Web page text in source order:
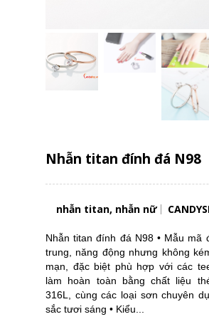
Nhẫn titan đính đá N98
nhẫn titan, nhẫn nữ
Nhẫn titan đính đá N98 • Mẫu mã
trung, năng động nhưng không
mạn, đặc biệt phù hợp với các
làm hoàn toàn bằng chất liệu
316L, cùng các loại sơn chuyên
sắc tươi sáng • Kiểu...